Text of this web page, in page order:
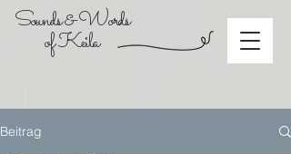
Sounds & Words
of Keila
Beitrag